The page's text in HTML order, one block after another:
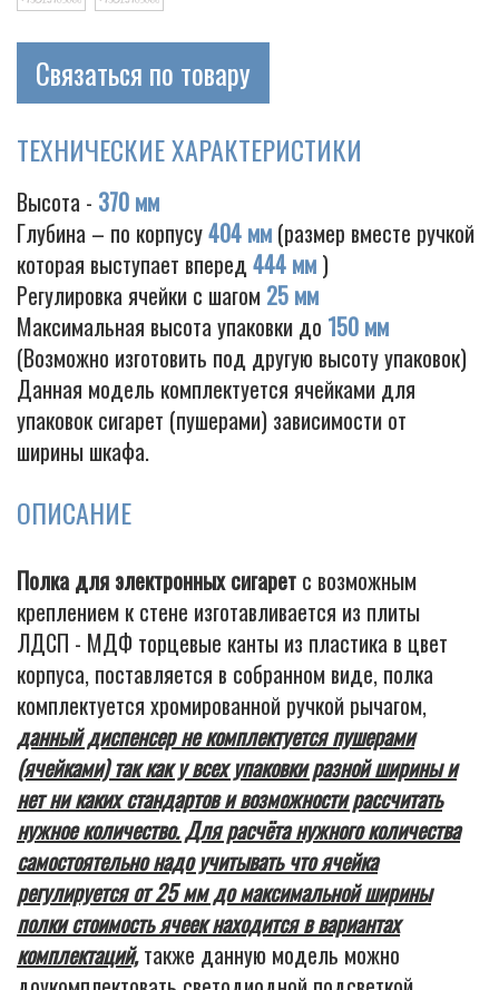
Cigarette
Связаться по товару
ТЕХНИЧЕСКИЕ ХАРАКТЕРИСТИКИ
Высота - 370 мм
Глубина – по корпусу404 мм (размер вместе ручкой
которая выступает вперед444 мм )
Регулировка ячейки с шагом 25 мм
Максимальная высота упаковки до 150 мм
(Возможно изготовить под другую высоту упаковок)
Данная модель комплектуется ячейками для
упаковок сигарет (пушерами) зависимости от
ширины шкафа.
ОПИСАНИЕ
Полка для электронных сигарет с возможным
креплением к стене изготавливается из плиты
ЛДСП - МДФ торцевые канты из пластика в цвет
корпуса, поставляется в собранном виде, полка
комплектуется хромированной ручкой рычагом,
данный диспенсер не комплектуется пушерами
(ячейками) так как у всех упаковки разной ширины и
нет ни каких стандартов и возможности рассчитать
нужное количество. Для расчёта нужного количества
самостоятельно надо учитывать что ячейка
регулируется от 25 мм до максимальной ширины
полки стоимость ячеек находится в вариантах
комплектаций,также данную модель можно